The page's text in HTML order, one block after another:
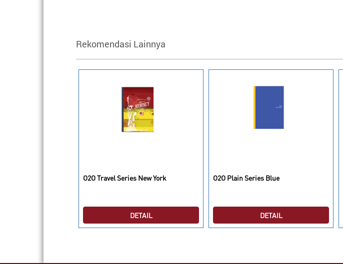
Rekomendasi Lainnya
O2O Travel Series New York
DETAIL
O2O Plain Series Blue
DETAIL